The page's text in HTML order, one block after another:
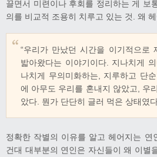
끌면서 미련이나 후회를 정리하는 게 보
의를 비교적 조용히 치루고 있는 것. 왜 헤
“우리가 만났던 시간을 이기적으로
밟아왔다는 이야기이다. 지나치게
나치게 무의미화하는, 지루하고 단
에 아무도 우리를 혼내지 않았고, 우
았다. 뭔가 단단히 글러 먹은 상태였
정확한 작별의 이유를 알고 헤어지는 연
건대 대부분의 연인은 자신들이 왜 이별